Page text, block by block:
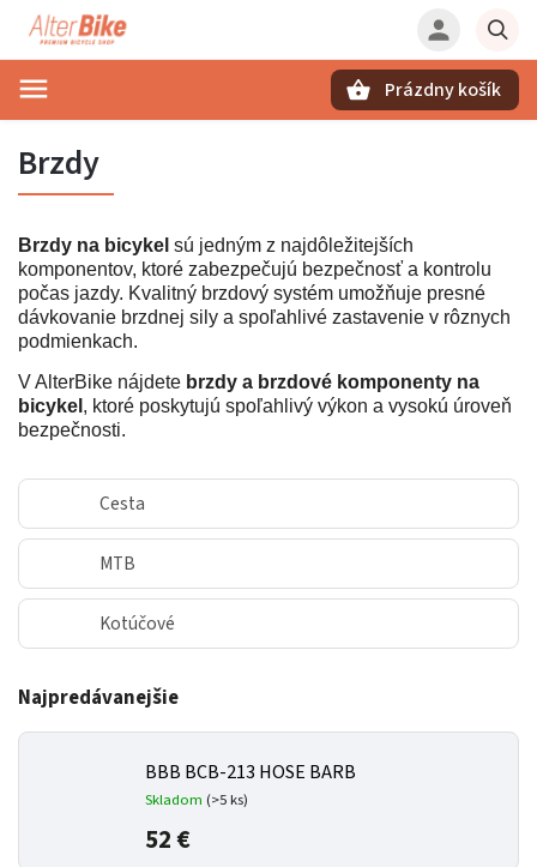
Prázdny košík
Brzdy
Brzdy na bicykel sú jedným z najdôležitejších
komponentov, ktoré zabezpečujú bezpečnosť a kontrolu
počas jazdy. Kvalitný brzdový systém umožňuje presné
dávkovanie brzdnej sily a spoľahlivé zastavenie v rôznych
podmienkach.
V AlterBike nájdete brzdy a brzdové komponenty na
bicykel , ktoré poskytujú spoľahlivý výkon a vysokú úroveň
bezpečnosti.
Cesta
MTB
Kotúčové
Najpredávanejšie
BBB BCB-213 HOSE BARB
Skladom (>5 ks)
52 €